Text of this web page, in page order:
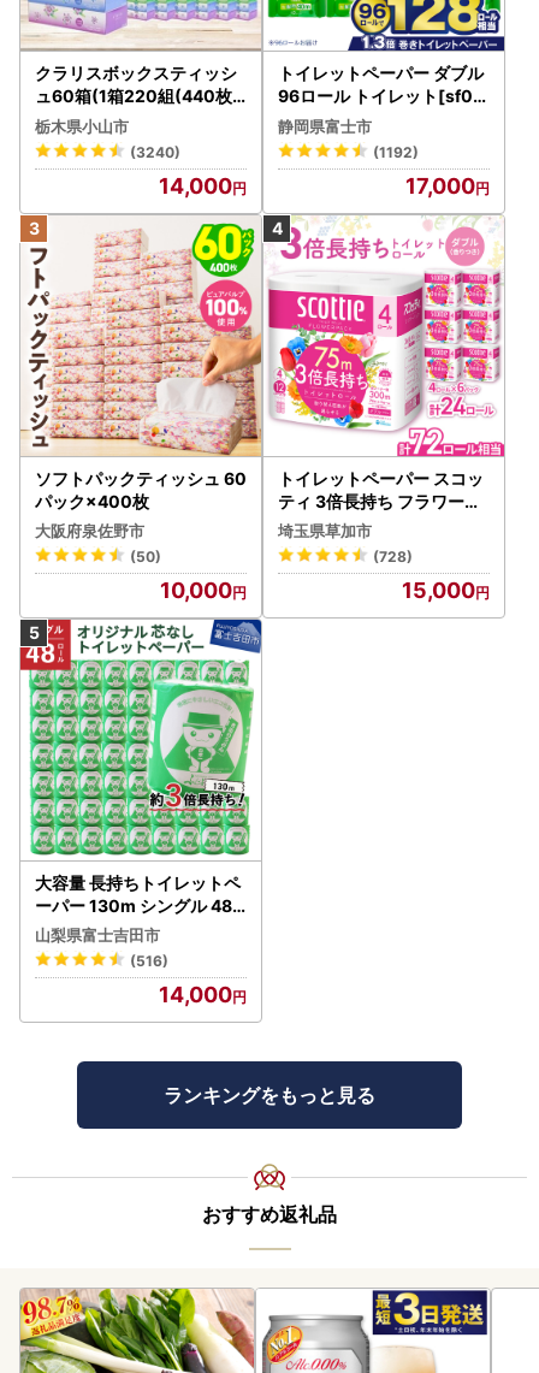
クラリスボックスティッシ
ュ60箱(1箱220組(440枚))
(5個入り×12セット)【配送
不可地域：離島・沖縄県】
【1256759】
栃木県小山市
(3240)
14,000
トイレットペーパー ダブル
96ロール トイレット[sf00
1-012]
静岡県富士市
(1192)
17,000
ソフトパックティッシュ 60
パック×400枚
大阪府泉佐野市
(50)
10,000
トイレットペーパー スコッ
ティ 3倍長持ち フラワーパ
ック 4ロール×6P
埼玉県草加市
(728)
15,000
大容量 長持ちトイレットペ
ーパー 130m シングル 48R
芯なし 3倍巻 トイレット
山梨県富士吉田市
(516)
14,000
ランキングをもっと見る
おすすめ返礼品